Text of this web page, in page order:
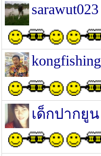
sarawut023
kongfishing
เด็กปากยูน